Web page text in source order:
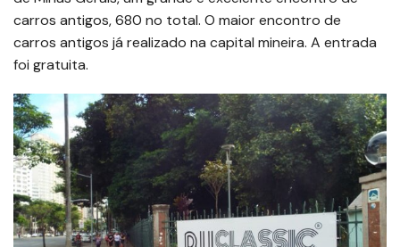
carros antigos, 680 no total. O maior encontro de
carros antigos já realizado na capital mineira. A entrada
foi gratuita.